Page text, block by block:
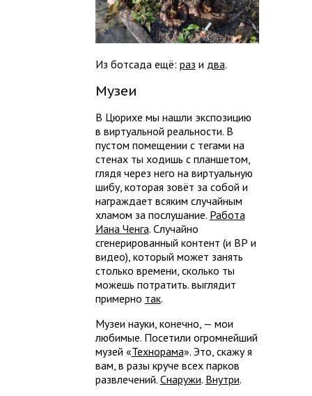
Из ботсада ещё: раз и два.
Музеи
В Цюрихе мы нашли экспозицию
в виртуальной реальности. В
пустом помещении с тегами на
стенах ты ходишь с планшетом,
глядя через него на виртуальную
шибу, которая зовёт за собой и
награждает всяким случайным
хламом за послушание. Работа
Иана Ченга. Случайно
сгенерированный контент (и ВР и
видео), который может занять
столько времени, сколько ты
можешь потратить. выглядит
примерно так.
Музеи науки, конечно, — мои
любимые. Посетили огромнейший
музей «Технорама». Это, скажу я
вам, в разы круче всех парков
развлечений. Снаружи. Внутри.